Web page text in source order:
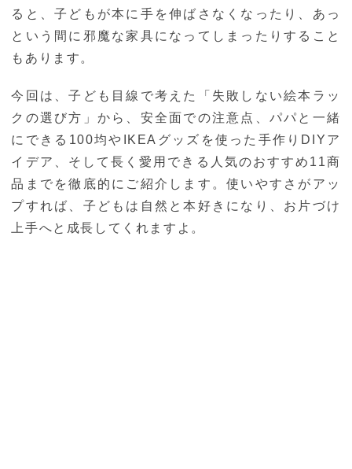
ると、子どもが本に手を伸ばさなくなったり、あっ
という間に邪魔な家具になってしまったりすること
もあります。
今回は、子ども目線で考えた「失敗しない絵本ラッ
クの選び方」から、安全面での注意点、パパと一緒
にできる100均やIKEAグッズを使った手作りDIYア
イデア、そして長く愛用できる人気のおすすめ11商
品までを徹底的にご紹介します。使いやすさがアッ
プすれば、子どもは自然と本好きになり、お片づけ
上手へと成長してくれますよ。